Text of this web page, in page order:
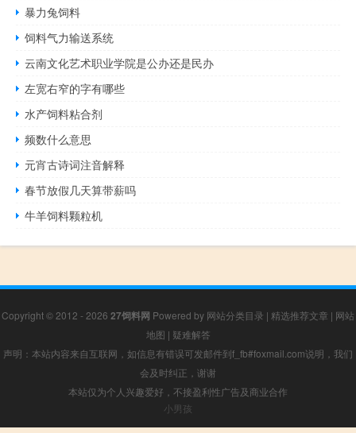
暴力兔饲料
饲料气力输送系统
云南文化艺术职业学院是公办还是民办
左宽右窄的字有哪些
水产饲料粘合剂
频数什么意思
元宵古诗词注音解释
春节放假几天算带薪吗
牛羊饲料颗粒机
Copyright © 2012 - 2026 27饲料网 Powered by 网站分类目录 | 精选推荐文章 | 网站
地图 | 疑难解答
声明：本站内容来自互联网，如信息有错误可发邮件到f_fb#foxmail.com说明，我们
会及时纠正，谢谢
本站仅为个人兴趣爱好，不接盈利性广告及商业合作
小男孩